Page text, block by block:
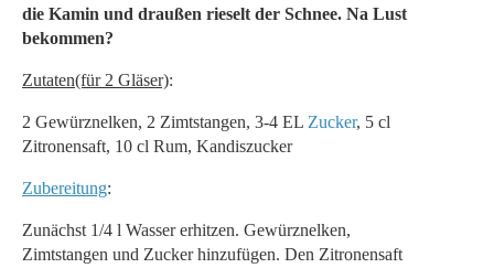
die Kamin und draußen rieselt der Schnee. Na Lust
bekommen?
Zutaten(für 2 Gläser):
2 Gewürznelken, 2 Zimtstangen, 3-4 EL Zucker, 5 cl
Zitronensaft, 10 cl Rum, Kandiszucker
Zubereitung:
Zunächst 1/4 l Wasser erhitzen. Gewürznelken,
Zimtstangen und Zucker hinzufügen. Den Zitronensaft